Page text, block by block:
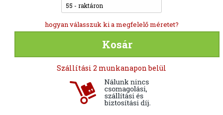
55 - raktáron
hogyan válasszuk ki a megfelelő méretet?
Kosár
Szállítási 2 munkanapon belül